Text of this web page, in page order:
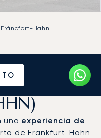
Hahn
al
Fráncfort-
una experiencia de
de Frankfurt-Hahn